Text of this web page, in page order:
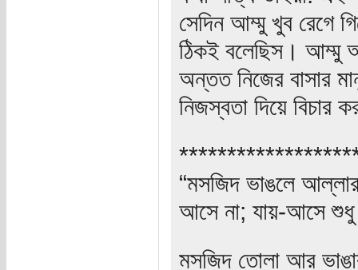
সেদিন আম্মু খুব রেগে
ঠিকই বলেছিস। আম্মু
অন্তত নিজের বাসার
নিজস্বতা দিয়ে বিচার
“মসজিদ ভাঙলে
আসে না; যায়-আসে শুধু
মসজিদ তোলা আর